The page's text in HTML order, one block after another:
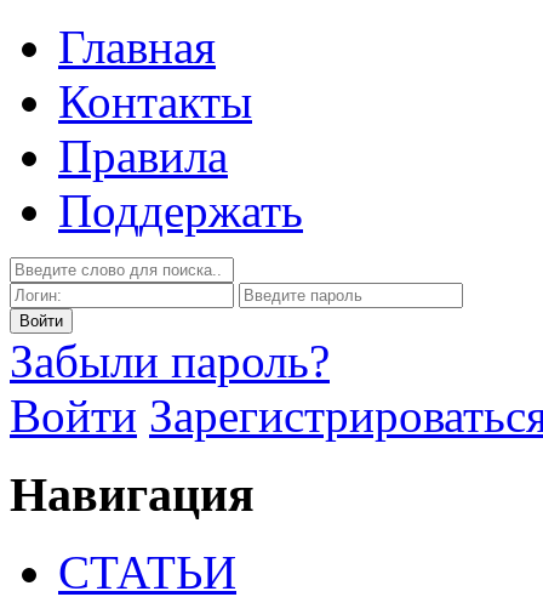
Главная
Контакты
Правила
Поддержать
Забыли пароль?
Войти
Навигация
СТАТЬИ